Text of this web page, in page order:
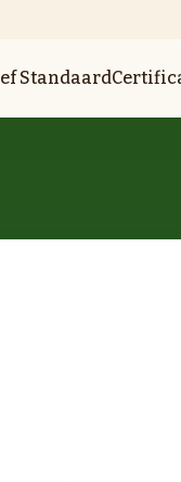
Standaard